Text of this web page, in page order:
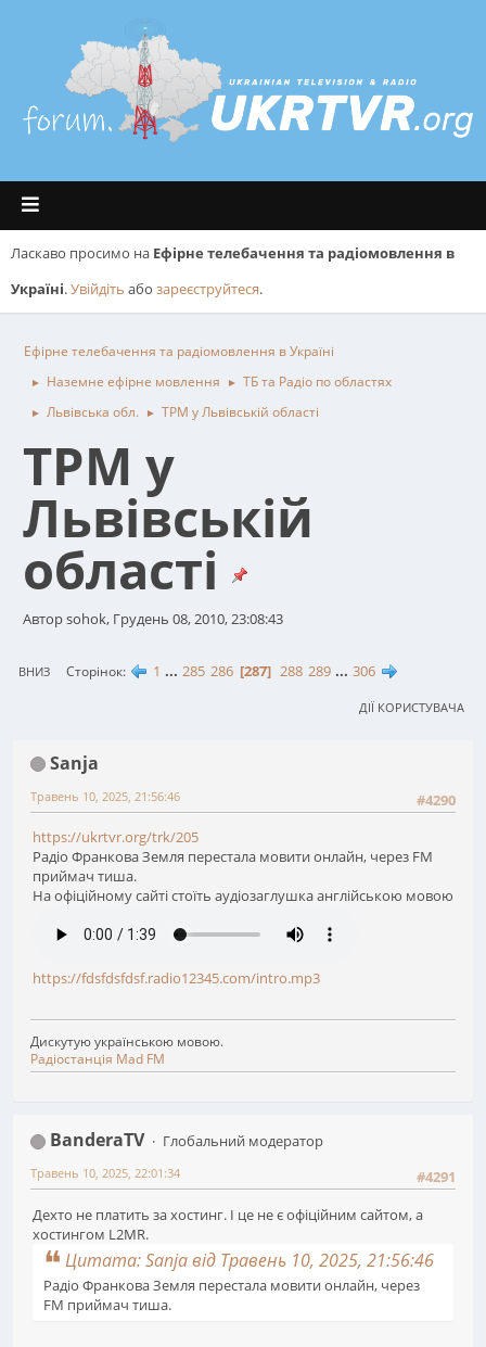
Ласкаво просимо на Ефірне телебачення та радіомовлення в
Україні.Увійдіть або зареєструйтеся.
Ефірне телебачення та радіомовлення в Україні
► Наземне ефірне мовлення ► ТБ та Радіо по областях
► Львівська обл. ► ТРМ у Львівській області
ТРМ у
Львівській
області
Автор sohok, Грудень 08, 2010, 23:08:43
ВНИЗ Сторінок 1 ... 285 286 287 288 289 ... 306
ДІЇ КОРИСТУВАЧА
Sanja
#4290
Травень 10, 2025, 21:56:46
https://ukrtvr.org/trk/205
Радіо Франкова Земля перестала мовити онлайн, через FM
приймач тиша.
На офіційному сайті стоїть аудіозаглушка англійською мовою
https://fdsfdsfdsf.radio12345.com/intro.mp3
Дискутую українською мовою.
Радіостанція Mad FM
BanderaTV
Глобальний модератор
#4291
Травень 10, 2025, 22:01:34
Дехто не платить за хостинг. І це не є офіційним сайтом, а
хостингом L2MR.
Цитата: Sanja від Травень 10, 2025, 21:56:46
Радіо Франкова Земля перестала мовити онлайн, через
FM приймач тиша.